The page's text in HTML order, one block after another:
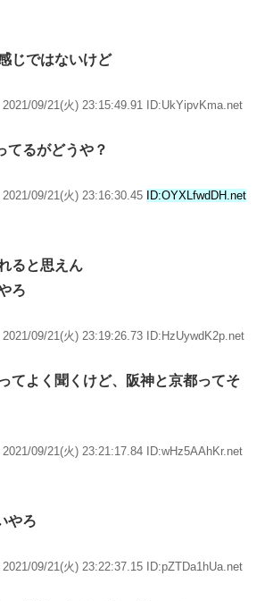
じではないけど
2021/09/21(火) 23:15:49.91 ID:UkYipvKma.net
てるがどうや？
2021/09/21(火) 23:16:30.45 ID:OYXLfwdDH.net
ると思えん
ろ
2021/09/21(火) 23:19:26.73 ID:HzUywdK2p.net
てよく聞くけど、阪神と京都ってそ
2021/09/21(火) 23:21:17.84 ID:wHz5AAhKr.net
やろ
2021/09/21(火) 23:22:37.15 ID:pZTDa1hUa.net